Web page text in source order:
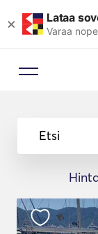
× Lataa
Varaa
Etsi